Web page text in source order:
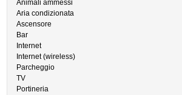
Animali ammessi
Aria condizionata
Ascensore
Bar
Internet
Internet (wireless)
Parcheggio
TV
Portineria